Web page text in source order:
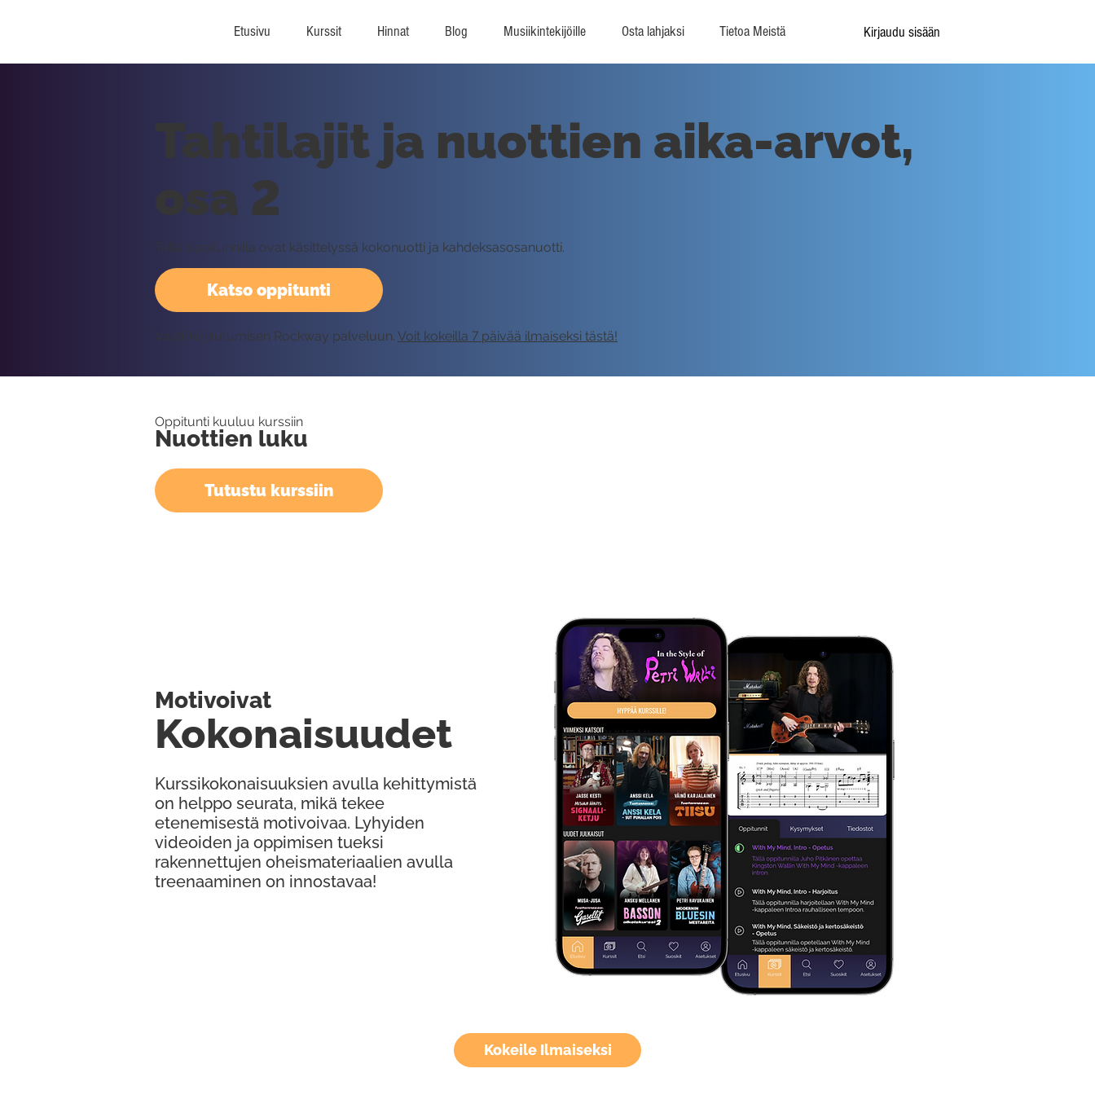
Etusivu Kurssit Hinnat Blog Musiikintekijöille Osta lahjaksi Tietoa Meistä Kirjaudu sisään
Kokeile Ilmaiseksi
Katso oppitunti
Tahtilajit ja nuottien aika-arvot,
osa 2
Tällä oppitunnilla ovat käsittelyssä kokonuotti ja kahdeksasosanuotti.
Vaatii kirjautumisen Rockway palveluun. Voit kokeilla 7 päivää ilmaiseksi tästä!
Oppitunti kuuluu kurssiin
Nuottien luku
Tutustu kurssiin
Kurssikokonaisuuksien avulla kehittymistä
on helppo seurata, mikä tekee
etenemisestä motivoivaa. Lyhyiden
videoiden ja oppimisen tueksi
rakennettujen oheismateriaalien avulla
treenaaminen on innostavaa!
Kokonaisuudet
Motivoivat